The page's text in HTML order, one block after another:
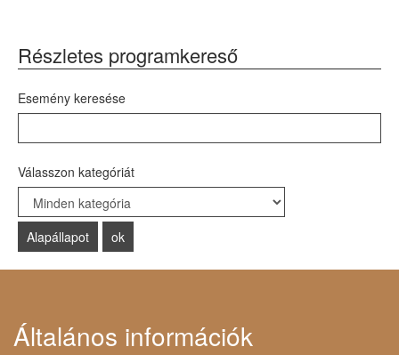
Részletes programkereső
Esemény keresése
Válasszon kategóriát
Select a Category to filter list
Általános információk